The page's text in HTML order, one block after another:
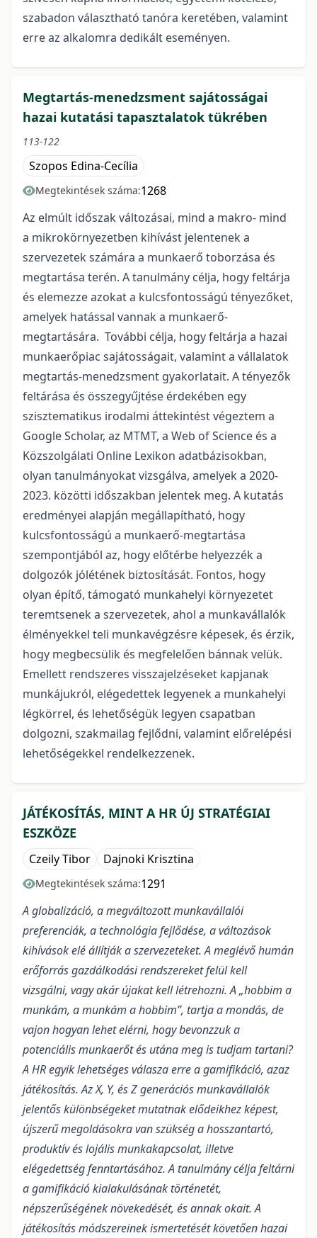
szabadon választható tanóra keretében, valamint
erre az alkalomra dedikált eseményen.
Megtartás-menedzsment sajátosságai
hazai kutatási tapasztalatok tükrében
113-122
Szopos Edina-Cecília
Megtekintések száma:1268
Az elmúlt időszak változásai, mind a makro- mind
a mikrokörnyezetben kihívást jelentenek a
szervezetek számára a munkaerő toborzása és
megtartása terén. A tanulmány célja, hogy feltárja
és elemezze azokat a kulcsfontosságú tényezőket,
amelyek hatással vannak a munkaerő-
megtartására. További célja, hogy feltárja a hazai
munkaerőpiac sajátosságait, valamint a vállalatok
megtartás-menedzsment gyakorlatait. A tényezők
feltárása és összegyűjtése érdekében egy
szisztematikus irodalmi áttekintést végeztem a
Google Scholar, az MTMT, a Web of Science és a
Közszolgálati Online Lexikon adatbázisokban,
olyan tanulmányokat vizsgálva, amelyek a 2020-
2023. közötti időszakban jelentek meg. A kutatás
eredményei alapján megállapítható, hogy
kulcsfontosságú a munkaerő-megtartása
szempontjából az, hogy előtérbe helyezzék a
dolgozók jólétének biztosítását. Fontos, hogy
olyan építő, támogató munkahelyi környezetet
teremtsenek a szervezetek, ahol a munkavállalók
élményekkel teli munkavégzésre képesek, és érzik,
hogy megbecsülik és megfelelően bánnak velük.
Emellett rendszeres visszajelzéseket kapjanak
munkájukról, elégedettek legyenek a munkahelyi
légkörrel, és lehetőségük legyen csapatban
dolgozni, szakmailag fejlődni, valamint előrelépési
lehetőségekkel rendelkezzenek.
JÁTÉKOSÍTÁS, MINT A HR ÚJ STRATÉGIAI
ESZKÖZE
Czeily Tibor Dajnoki Krisztina
Megtekintések száma:1291
A globalizáció, a megváltozott munkavállalói
preferenciák, a technológia fejlődése, a változások
kihívások elé állítják a szervezeteket. A meglévő humán
erőforrás gazdálkodási rendszereket felül kell
vizsgálni, vagy akár újakat kell létrehozni. A „hobbim a
munkám, a munkám a hobbim”, tartja a mondás, de
vajon hogyan lehet elérni, hogy bevonzzuk a
potenciális munkaerőt és utána meg is tudjam tartani?
A HR egyik lehetséges válasza erre a gamifikáció, azaz
játékosítás.Az X, Y, és Z generációs munkavállalók
jelentős különbségeket mutatnak elődeikhez képest,
újszerű megoldásokra van szükség a hosszantartó,
produktív és lojális munkakapcsolat, illetve
elégedettség fenntartásához. A tanulmány célja feltárni
a gamifikáció kialakulásának történetét,
népszerűségének növekedését, és annak okait. A
játékosítás módszereinek ismertetését követően hazai